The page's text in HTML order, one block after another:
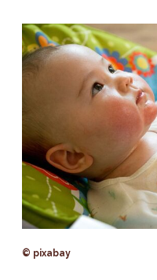
© pixabay